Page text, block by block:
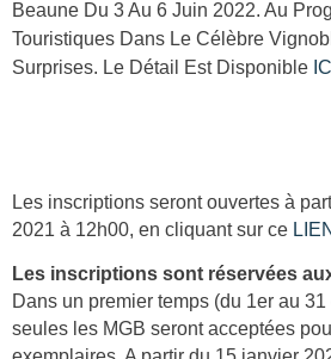
Beaune Du 3 Au 6 Juin 2022. Au
Touristiques Dans Le Célèbre
Surprises. Le Détail Est Disponible ICI
Les inscriptions seront ouvertes à
2021 à 12h00, en cliquant sur ce LIEN
Les inscriptions sont réservées
Dans un premier temps (du 1er au
seules les MGB seront acceptées